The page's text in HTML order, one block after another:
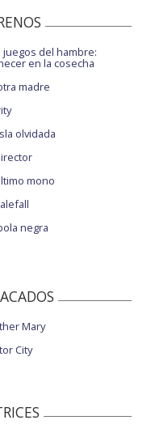
juegos del hambre:
en la cosecha
madre
olvidada
mono
negra
Mary
City